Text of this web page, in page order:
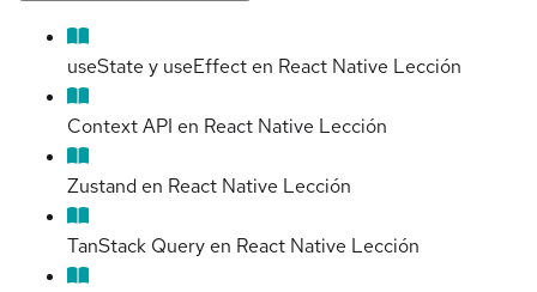
useState y useEffect en React Native Lección
Context API en React Native Lección
Zustand en React Native Lección
TanStack Query en React Native Lección